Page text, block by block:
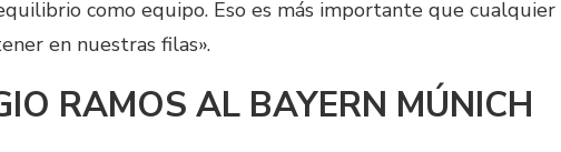
como equipo. Eso es más importante que cualquier
en nuestras filas».
RAMOS AL BAYERN MÚNICH